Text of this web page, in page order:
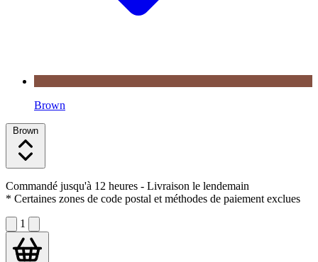
Brown
Brown
Commandé jusqu'à 12 heures - Livraison le lendemain
* Certaines zones de code postal et méthodes de paiement exclues
1